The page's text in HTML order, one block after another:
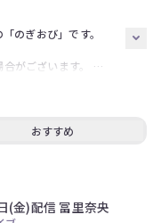
のぎおび」です。
がございます。
おすすめ
(金)配信 冨里奈央